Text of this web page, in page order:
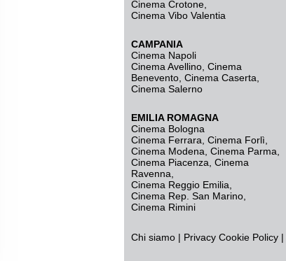
Cinema Crotone
Cinema Vibo Valentia
CAMPANIA
Cinema Napoli
Cinema Avellino Cinema
Benevento Cinema Caserta
Cinema Salerno
EMILIA ROMAGNA
Cinema Bologna
Cinema Ferrara Cinema Forlì
Cinema Modena Cinema Parma
Cinema Piacenza Cinema
Ravenna
Cinema Reggio Emilia
Cinema Rep. San Marino
Cinema Rimini
Chi siamo | Privacy Cookie Policy |